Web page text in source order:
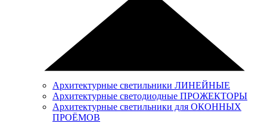
Архитектурные светильники ЛИНЕЙНЫЕ
Архитектурные светодиодные ПРОЖЕКТОРЫ
Архитектурные светильники для ОКОННЫХ
ПРОЁМОВ